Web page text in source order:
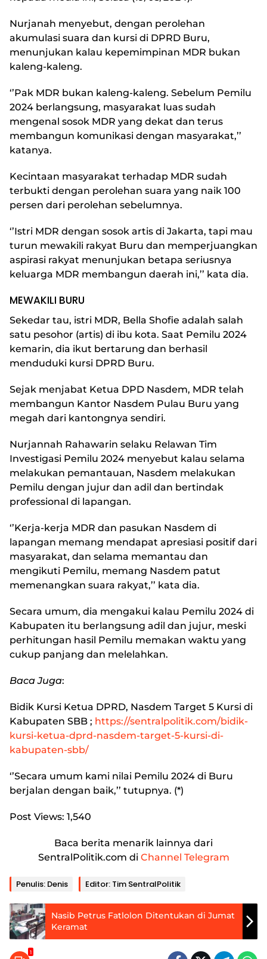
Nurjanah menyebut, dengan perolehan
akumulasi suara dan kursi di DPRD Buru,
menunjukan kalau kepemimpinan MDR bukan
kaleng-kaleng.
‘’Pak MDR bukan kaleng-kaleng. Sebelum Pemilu
2024 berlangsung, masyarakat luas sudah
mengenal sosok MDR yang dekat dan terus
membangun komunikasi dengan masyarakat,’’
katanya.
Kecintaan masyarakat terhadap MDR sudah
terbukti dengan perolehan suara yang naik 100
persen dari perolehan sebelumnya.
‘’Istri MDR dengan sosok artis di Jakarta, tapi mau
turun mewakili rakyat Buru dan memperjuangkan
aspirasi rakyat menunjukan betapa seriusnya
keluarga MDR membangun daerah ini,’’ kata dia.
MEWAKILI BURU
Sekedar tau, istri MDR, Bella Shofie adalah salah
satu pesohor (artis) di ibu kota. Saat Pemilu 2024
kemarin, dia ikut bertarung dan berhasil
menduduki kursi DPRD Buru.
Sejak menjabat Ketua DPD Nasdem, MDR telah
membangun Kantor Nasdem Pulau Buru yang
megah dari kantongnya sendiri.
Nurjannah Rahawarin selaku Relawan Tim
Investigasi Pemilu 2024 menyebut kalau selama
melakukan pemantauan, Nasdem melakukan
Pemilu dengan jujur dan adil dan bertindak
professional di lapangan.
‘’Kerja-kerja MDR dan pasukan Nasdem di
lapangan memang mendapat apresiasi positif dari
masyarakat, dan selama memantau dan
mengikuti Pemilu, memang Nasdem patut
memenangkan suara rakyat,’’ kata dia.
Secara umum, dia mengakui kalau Pemilu 2024 di
Kabupaten itu berlangsung adil dan jujur, meski
perhitungan hasil Pemilu memakan waktu yang
cukup panjang dan melelahkan.
Baca Juga:
Bidik Kursi Ketua DPRD, Nasdem Target 5 Kursi di
Kabupaten SBB ; https://sentralpolitik.com/bidik-
kursi-ketua-dprd-nasdem-target-5-kursi-di-
kabupaten-sbb/
‘’Secara umum kami nilai Pemilu 2024 di Buru
berjalan dengan baik,’’ tutupnya. (*)
Post Views: 1,540
Baca berita menarik lainnya dari
SentralPolitik.com di Channel Telegram
Penulis: Denis Editor: Tim SentralPolitik
Nasib Petrus Fatlolon Ditentukan di Jumat
Keramat
1